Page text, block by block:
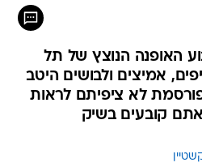
האופנה הנוצץ של תל
אמיצים ולבושים היטב
לא ציפיתם לראות
אתם קובעים בשיק